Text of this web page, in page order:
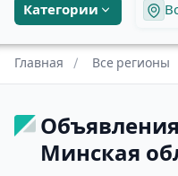
Категории
Главная / Все регионы
Минская